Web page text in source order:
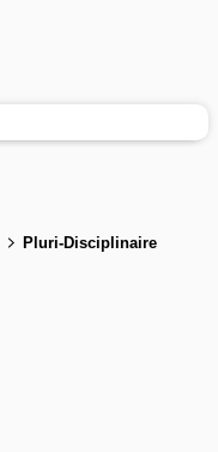
Pluri-Disciplinaire